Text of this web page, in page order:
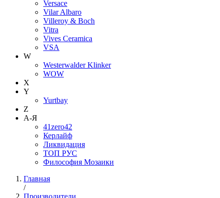
Versace
Vilar Albaro
Villeroy & Boch
Vitra
Vives Ceramica
VSA
W
Westerwalder Klinker
WOW
X
Y
Yurtbay
Z
А-Я
41zero42
Керлайф
Ликвидация
ТОП РУС
Философия Мозаики
Главная
/
Производители